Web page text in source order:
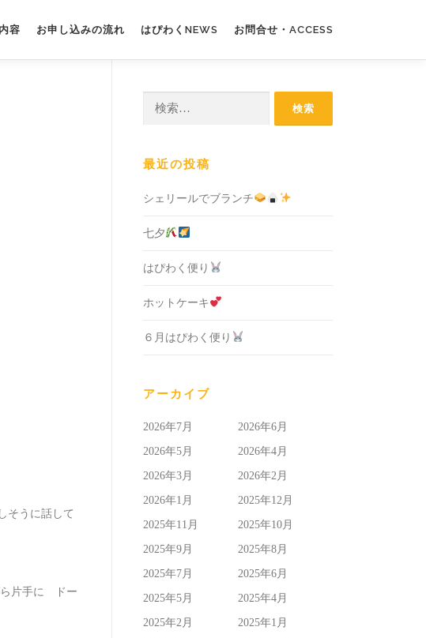
容 お申し込みの流れ はぴわくNEWS お問合せ・ACCESS
そうに話して
ら片手に ドー
最近の投稿
シェリールでブランチ
七夕
はぴわく便り
ホットケーキ
６月はぴわく便り
アーカイブ
2026年7月 2026年6月
2026年5月 2026年4月
2026年3月 2026年2月
2026年1月 2025年12月
2025年11月 2025年10月
2025年9月 2025年8月
2025年7月 2025年6月
2025年5月 2025年4月
2025年2月 2025年1月